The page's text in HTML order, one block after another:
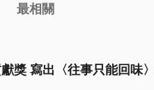
最相關
獎 寫出〈往事只能回味